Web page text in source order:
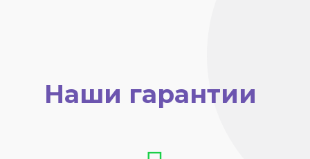
Наши гарантии